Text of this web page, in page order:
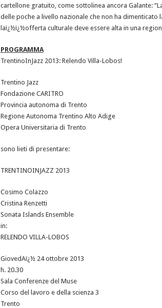
cartellone gratuito, come sottolinea ancora Galante:
delle poche a livello nazionale che non ha dimenticato
laï¿½ï¿½offerta culturale deve essere alta in una
PROGRAMMA
TrentinoInJazz 2013: Relendo Villa-Lobos!
Trentino Jazz
Fondazione CARITRO
Provincia autonoma di Trento
Regione Autonoma Trentino Alto Adige
Opera Universitaria di Trento
sono lieti di presentare:
TRENTINOINJAZZ 2013
Cosimo Colazzo
Cristina Renzetti
Sonata Islands Ensemble
in:
RELENDO VILLA-LOBOS
GiovedAï¿½ 24 ottobre 2013
h. 20.30
Sala Conferenze del Muse
Corso del lavoro e della scienza 3
Trento